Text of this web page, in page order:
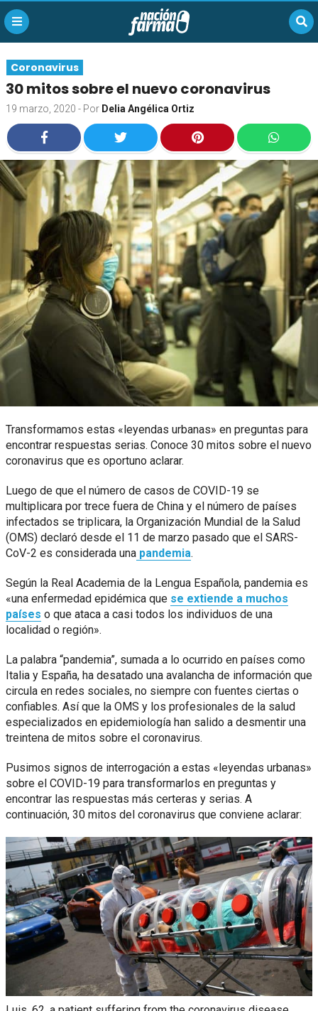
Coronavirus
30 mitos sobre el nuevo coronavirus
19 marzo, 2020 - Por Delia Angélica Ortiz
Transformamos estas «leyendas urbanas» en preguntas para
encontrar respuestas serias. Conoce 30 mitos sobre el nuevo
coronavirus que es oportuno aclarar.
Luego de que el número de casos de COVID-19 se
multiplicara por trece fuera de China y el número de países
infectados se triplicara, la Organización Mundial de la Salud
(OMS) declaró desde el 11 de marzo pasado que el SARS-
CoV-2 es considerada una pandemia.
Según la Real Academia de la Lengua Española, pandemia es
«una enfermedad epidémica que se extiende a muchos
países o que ataca a casi todos los individuos de una
localidad o región».
La palabra “pandemia”, sumada a lo ocurrido en países como
Italia y España, ha desatado una avalancha de información que
circula en redes sociales, no siempre con fuentes ciertas o
confiables. Así que la OMS y los profesionales de la salud
especializados en epidemiología han salido a desmentir una
treintena de mitos sobre el coronavirus.
Pusimos signos de interrogación a estas «leyendas urbanas»
sobre el COVID-19 para transformarlos en preguntas y
encontrar las respuestas más certeras y serias. A
continuación, 30 mitos del coronavirus que conviene aclarar: